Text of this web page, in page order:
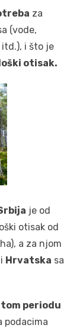
za
(vode,
i što je
otisak.
je od
otisak od
a za njom
Hrvatska sa
periodu
podacima